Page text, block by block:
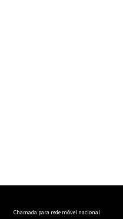
Chamada para rede móvel nacional